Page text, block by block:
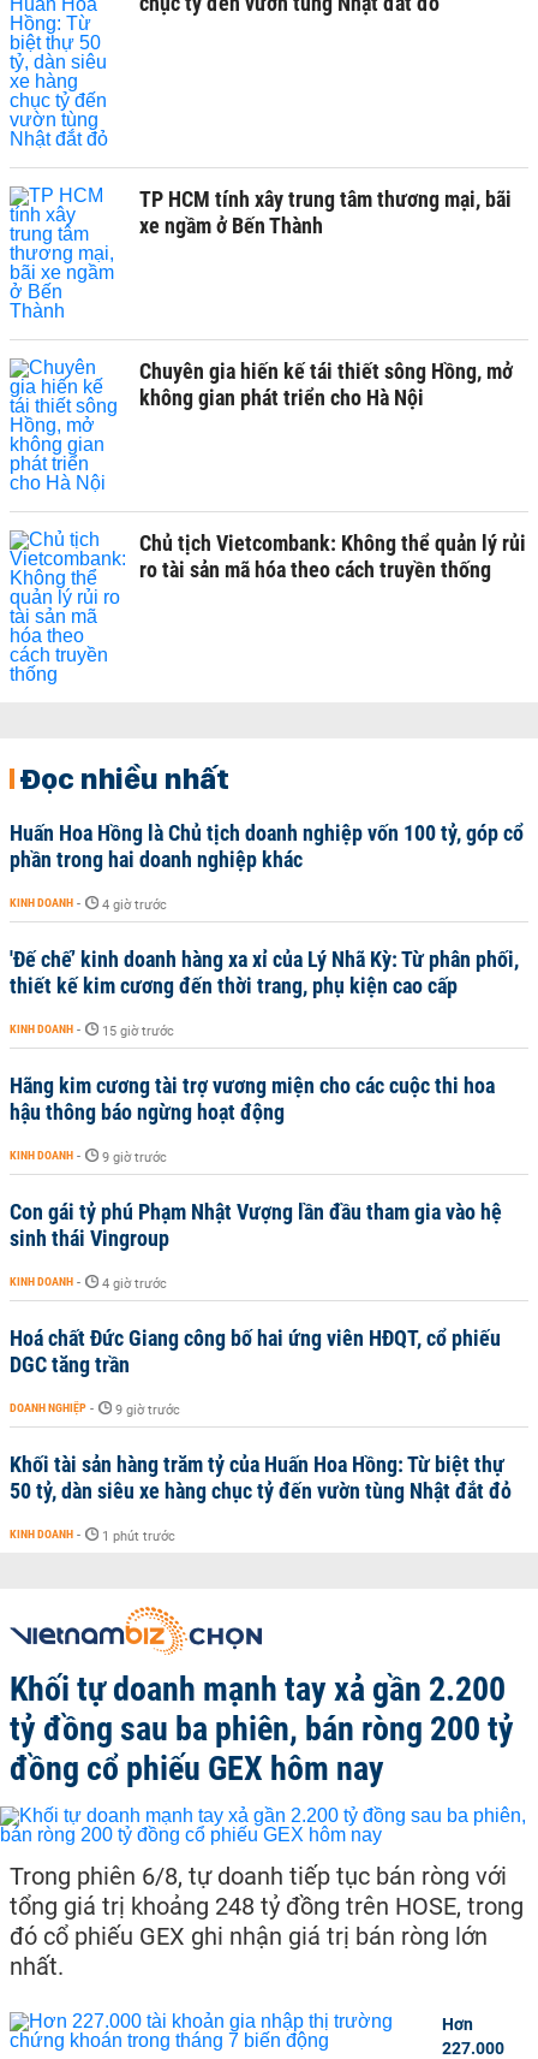
TP HCM tính xây trung tâm thương mại, bãi
xe ngầm ở Bến Thành
Chuyên gia hiến kế tái thiết sông Hồng, mở
không gian phát triển cho Hà Nội
Chủ tịch Vietcombank: Không thể quản lý rủi
ro tài sản mã hóa theo cách truyền thống
Đọc nhiều nhất
Huấn Hoa Hồng là Chủ tịch doanh nghiệp vốn 100 tỷ, góp cổ
phần trong hai doanh nghiệp khác
KINH DOANH - 4 giờ trước
'Đế chế’ kinh doanh hàng xa xỉ của Lý Nhã Kỳ: Từ phân phối,
thiết kế kim cương đến thời trang, phụ kiện cao cấp
KINH DOANH - 15 giờ trước
Hãng kim cương tài trợ vương miện cho các cuộc thi hoa
hậu thông báo ngừng hoạt động
KINH DOANH - 9 giờ trước
Con gái tỷ phú Phạm Nhật Vượng lần đầu tham gia vào hệ
sinh thái Vingroup
KINH DOANH - 4 giờ trước
Hoá chất Đức Giang công bố hai ứng viên HĐQT, cổ phiếu
DGC tăng trần
DOANH NGHIỆP - 9 giờ trước
Khối tài sản hàng trăm tỷ của Huấn Hoa Hồng: Từ biệt thự
50 tỷ, dàn siêu xe hàng chục tỷ đến vườn tùng Nhật đắt đỏ
KINH DOANH - 1 phút trước
Khối tự doanh mạnh tay xả gần 2.200
tỷ đồng sau ba phiên, bán ròng 200 tỷ
đồng cổ phiếu GEX hôm nay
Trong phiên 6/8, tự doanh tiếp tục bán ròng với
tổng giá trị khoảng 248 tỷ đồng trên HOSE, trong
đó cổ phiếu GEX ghi nhận giá trị bán ròng lớn
nhất.
Hơn
227.000